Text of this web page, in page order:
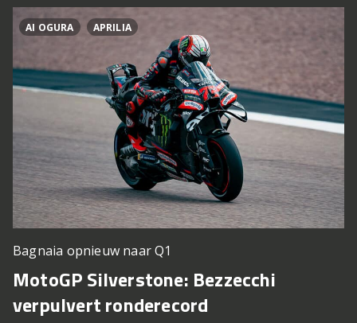
AI OGURA APRILIA
Bagnaia opnieuw naar Q1
MotoGP Silverstone: Bezzecchi
verpulvert ronderecord